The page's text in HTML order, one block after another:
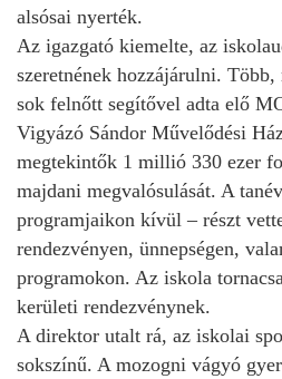
alsósai nyerték.
Az igazgató kiemelte, az
szeretnének hozzájárulni.
sok felnőtt segítővel adta elő
Vigyázó Sándor Művelődési
megtekintők 1 millió 330 ezer
majdani megvalósulását. A
programjaikon kívül – részt
rendezvényen, ünnepségen,
programokon. Az iskola
kerületi rendezvénynek.
A direktor utalt rá, az iskolai
sokszínű. A mozogni vágyó